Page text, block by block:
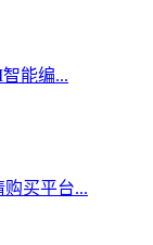
能编...
买平台...